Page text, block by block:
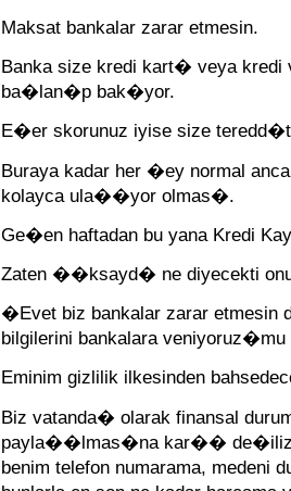
Maksat bankalar zarar etmesin.
Banka size kredi kart� veya
ba�lan�p bak�yor.
E�er skorunuz iyise size
Buraya kadar her �ey normal
kolayca ula��yor olmas�.
Ge�en haftadan bu yana Kredi
Zaten ��ksayd� ne diyecekti
�Evet biz bankalar zarar
bilgilerini bankalara veniyoruz�mu
Eminim gizlilik ilkesinden
Biz vatanda� olarak finansal
payla��lmas�na kar��
benim telefon numarama,